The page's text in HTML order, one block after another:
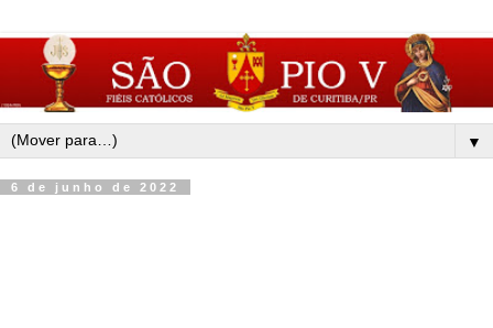
▼
6 de junho de 2022